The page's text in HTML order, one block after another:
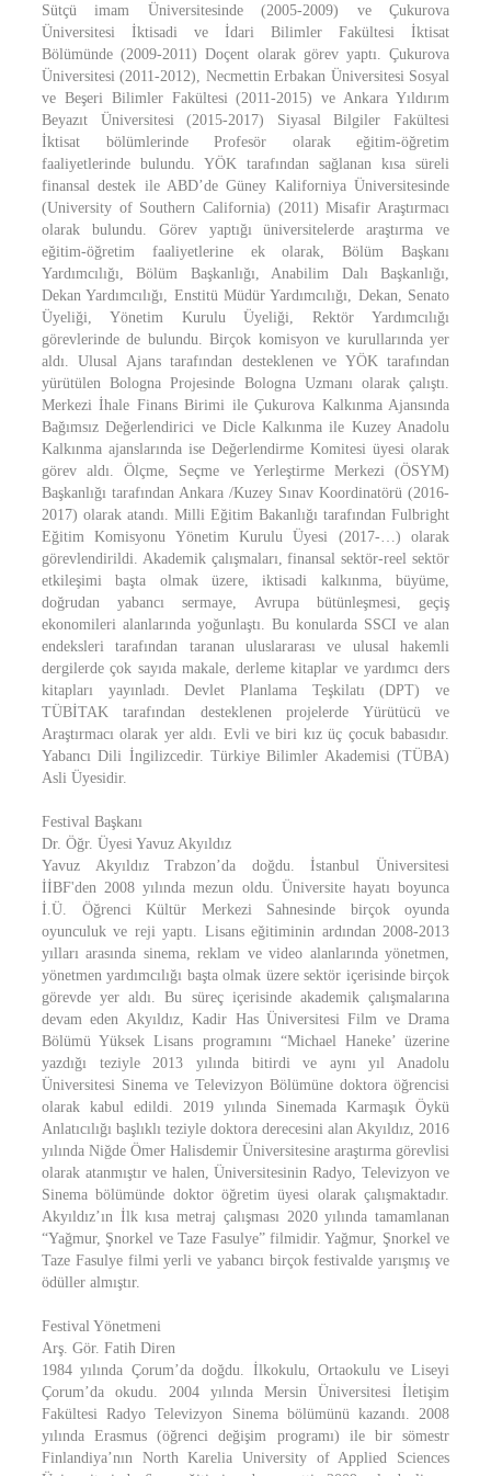
Sütçü imam Üniversitesinde (2005-2009) ve Çukurova
Üniversitesi İktisadi ve İdari Bilimler Fakültesi İktisat
Bölümünde (2009-2011) Doçent olarak görev yaptı. Çukurova
Üniversitesi (2011-2012), Necmettin Erbakan Üniversitesi Sosyal
ve Beşeri Bilimler Fakültesi (2011-2015) ve Ankara Yıldırım
Beyazıt Üniversitesi (2015-2017) Siyasal Bilgiler Fakültesi
İktisat bölümlerinde Profesör olarak eğitim-öğretim
faaliyetlerinde bulundu. YÖK tarafından sağlanan kısa süreli
finansal destek ile ABD’de Güney Kaliforniya Üniversitesinde
(University of Southern California) (2011) Misafir Araştırmacı
olarak bulundu. Görev yaptığı üniversitelerde araştırma ve
eğitim-öğretim faaliyetlerine ek olarak, Bölüm Başkanı
Yardımcılığı, Bölüm Başkanlığı, Anabilim Dalı Başkanlığı,
Dekan Yardımcılığı, Enstitü Müdür Yardımcılığı, Dekan, Senato
Üyeliği, Yönetim Kurulu Üyeliği, Rektör Yardımcılığı
görevlerinde de bulundu. Birçok komisyon ve kurullarında yer
aldı. Ulusal Ajans tarafından desteklenen ve YÖK tarafından
yürütülen Bologna Projesinde Bologna Uzmanı olarak çalıştı.
Merkezi İhale Finans Birimi ile Çukurova Kalkınma Ajansında
Bağımsız Değerlendirici ve Dicle Kalkınma ile Kuzey Anadolu
Kalkınma ajanslarında ise Değerlendirme Komitesi üyesi olarak
görev aldı. Ölçme, Seçme ve Yerleştirme Merkezi (ÖSYM)
Başkanlığı tarafından Ankara /Kuzey Sınav Koordinatörü (2016-
2017) olarak atandı. Milli Eğitim Bakanlığı tarafından Fulbright
Eğitim Komisyonu Yönetim Kurulu Üyesi (2017-…) olarak
görevlendirildi. Akademik çalışmaları, finansal sektör-reel sektör
etkileşimi başta olmak üzere, iktisadi kalkınma, büyüme,
doğrudan yabancı sermaye, Avrupa bütünleşmesi, geçiş
ekonomileri alanlarında yoğunlaştı. Bu konularda SSCI ve alan
endeksleri tarafından taranan uluslararası ve ulusal hakemli
dergilerde çok sayıda makale, derleme kitaplar ve yardımcı ders
kitapları yayınladı. Devlet Planlama Teşkilatı (DPT) ve
TÜBİTAK tarafından desteklenen projelerde Yürütücü ve
Araştırmacı olarak yer aldı. Evli ve biri kız üç çocuk babasıdır.
Yabancı Dili İngilizcedir. Türkiye Bilimler Akademisi (TÜBA)
Asli Üyesidir.
Festival Başkanı
Dr. Öğr. Üyesi Yavuz Akyıldız
Yavuz Akyıldız Trabzon’da doğdu. İstanbul Üniversitesi
İİBF'den 2008 yılında mezun oldu. Üniversite hayatı boyunca
İ.Ü. Öğrenci Kültür Merkezi Sahnesinde birçok oyunda
oyunculuk ve reji yaptı. Lisans eğitiminin ardından 2008-2013
yılları arasında sinema, reklam ve video alanlarında yönetmen,
yönetmen yardımcılığı başta olmak üzere sektör içerisinde birçok
görevde yer aldı. Bu süreç içerisinde akademik çalışmalarına
devam eden Akyıldız, Kadir Has Üniversitesi Film ve Drama
Bölümü Yüksek Lisans programını “Michael Haneke’ üzerine
yazdığı teziyle 2013 yılında bitirdi ve aynı yıl Anadolu
Üniversitesi Sinema ve Televizyon Bölümüne doktora öğrencisi
olarak kabul edildi. 2019 yılında Sinemada Karmaşık Öykü
Anlatıcılığı başlıklı teziyle doktora derecesini alan Akyıldız, 2016
yılında Niğde Ömer Halisdemir Üniversitesine araştırma görevlisi
olarak atanmıştır ve halen, Üniversitesinin Radyo, Televizyon ve
Sinema bölümünde doktor öğretim üyesi olarak çalışmaktadır.
Akyıldız’ın İlk kısa metraj çalışması 2020 yılında tamamlanan
“Yağmur, Şnorkel ve Taze Fasulye” filmidir. Yağmur, Şnorkel ve
Taze Fasulye filmi yerli ve yabancı birçok festivalde yarışmış ve
ödüller almıştır.
Festival Yönetmeni
Arş. Gör. Fatih Diren
1984 yılında Çorum’da doğdu. İlkokulu, Ortaokulu ve Liseyi
Çorum’da okudu. 2004 yılında Mersin Üniversitesi İletişim
Fakültesi Radyo Televizyon Sinema bölümünü kazandı. 2008
yılında Erasmus (öğrenci değişim programı) ile bir sömestr
Finlandiya’nın North Karelia University of Applied Sciences